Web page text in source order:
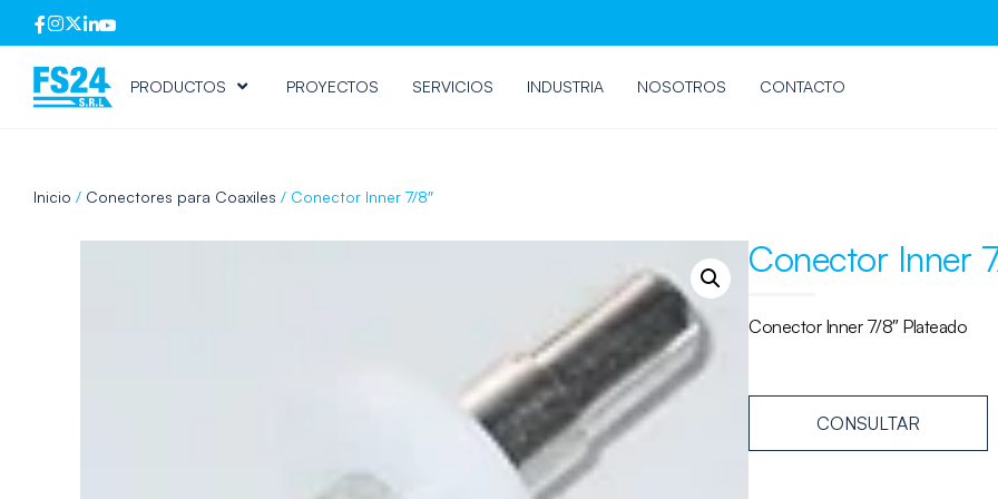
PRODUCTOS PROYECTOS SERVICIOS INDUSTRIA NOSOTROS CONTACTO
Inicio / Conectores para Coaxiles / Conector Inner 7/8″
Conector Inner
Conector Inner 7/8″ Plateado
CONSULTAR